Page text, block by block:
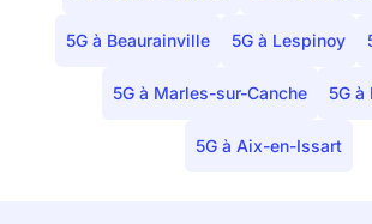
5G à Beaurainville 5G à Lespinoy
5G à Marles-sur-Canche 5G à
5G à Aix-en-Issart